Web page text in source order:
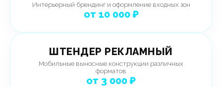
Интерьерный брендинг и оформление входных зон
от 10 000 ₽
ШТЕНДЕР РЕКЛАМНЫЙ
Мобильные выносные конструкции различных
форматов
от 3 000 ₽